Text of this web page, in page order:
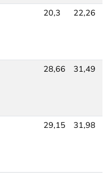
20,3 22,26
28,66 31,49
29,15 31,98